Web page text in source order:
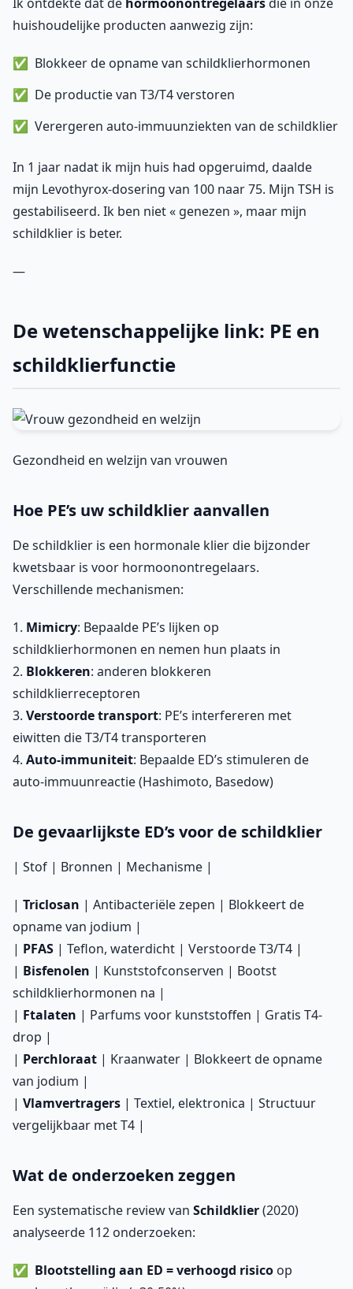
huishoudelijke producten aanwezig zijn:
Blokkeer de opname van schildklierhormonen
De productie van T3/T4 verstoren
Verergeren auto-immuunziekten van de schildklier
In 1 jaar nadat ik mijn huis had opgeruimd, daalde
mijn Levothyrox-dosering van 100 naar 75. Mijn TSH is
gestabiliseerd. Ik ben niet « genezen », maar mijn
schildklier is beter.
—
De wetenschappelijke link: PE en
schildklierfunctie
Gezondheid en welzijn van vrouwen
Hoe PE’s uw schildklier aanvallen
De schildklier is een hormonale klier die bijzonder
kwetsbaar is voor hormoonontregelaars.
Verschillende mechanismen:
1. Mimicry: Bepaalde PE’s lijken op
schildklierhormonen en nemen hun plaats in
2. Blokkeren: anderen blokkeren
schildklierreceptoren
3. Verstoorde transport: PE’s interfereren met
eiwitten die T3/T4 transporteren
4. Auto-immuniteit: Bepaalde ED’s stimuleren de
auto-immuunreactie (Hashimoto, Basedow)
De gevaarlijkste ED’s voor de schildklier
| Stof | Bronnen | Mechanisme |
| Triclosan | Antibacteriële zepen | Blokkeert de
opname van jodium |
| PFAS | Teflon, waterdicht | Verstoorde T3/T4 |
| Bisfenolen | Kunststofconserven | Bootst
schildklierhormonen na |
| Ftalaten | Parfums voor kunststoffen | Gratis T4-
drop |
| Perchloraat | Kraanwater | Blokkeert de opname
van jodium |
| Vlamvertragers | Textiel, elektronica | Structuur
vergelijkbaar met T4 |
Wat de onderzoeken zeggen
Een systematische review van Schildklier(2020)
analyseerde 112 onderzoeken:
Blootstelling aan ED = verhoogd risico op